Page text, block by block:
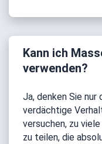
Kann ich
verwenden?
Ja, denken Sie nur
verdächtige
versuchen, zu
zu teilen, die